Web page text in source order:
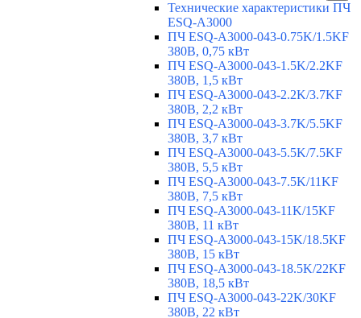
Технические характеристики ПЧ
ESQ-A3000
ПЧ ESQ-A3000-043-0.75K/1.5KF
380В, 0,75 кВт
ПЧ ESQ-A3000-043-1.5K/2.2KF
380В, 1,5 кВт
ПЧ ESQ-A3000-043-2.2K/3.7KF
380В, 2,2 кВт
ПЧ ESQ-A3000-043-3.7K/5.5KF
380В, 3,7 кВт
ПЧ ESQ-A3000-043-5.5K/7.5KF
380В, 5,5 кВт
ПЧ ESQ-A3000-043-7.5K/11KF
380В, 7,5 кВт
ПЧ ESQ-A3000-043-11K/15KF
380В, 11 кВт
ПЧ ESQ-A3000-043-15K/18.5KF
380В, 15 кВт
ПЧ ESQ-A3000-043-18.5K/22KF
380В, 18,5 кВт
ПЧ ESQ-A3000-043-22K/30KF
380В, 22 кВт